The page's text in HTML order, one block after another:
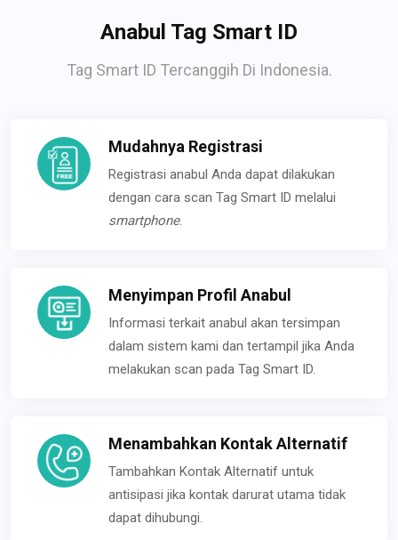
Anabul Tag Smart ID
Tag Smart ID Tercanggih Di Indonesia.
Mudahnya Registrasi
Registrasi anabul Anda dapat dilakukan
dengan cara scan Tag Smart ID melalui
smartphone.
Menyimpan Profil Anabul
Informasi terkait anabul akan tersimpan
dalam sistem kami dan tertampil jika Anda
melakukan scan pada Tag Smart ID.
Menambahkan Kontak Alternatif
Tambahkan Kontak Alternatif untuk
antisipasi jika kontak darurat utama tidak
dapat dihubungi.